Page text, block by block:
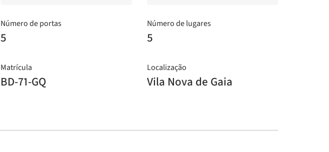
Número de portas
5
Número de lugares
5
Matrícula
BD-71-GQ
Localização
Vila Nova de Gaia